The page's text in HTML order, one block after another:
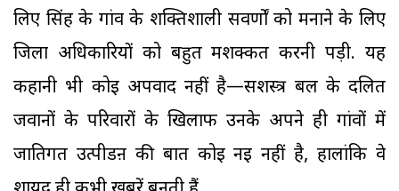
लिए सिंह के गांव के शक्तिशाली सवर्णों को मनाने के लिए
जिला अधिकारियों को बहुत मशक्कत करनी पड़ी. यह
कहानी भी कोई अपवाद नहीं है—सशस्त्र बल के दलित
जवानों के परिवारों के खिलाफ उनके अपने ही गांवों में
जातिगत उत्पीडऩ की बात कोई नई नहीं है, हालांकि वे